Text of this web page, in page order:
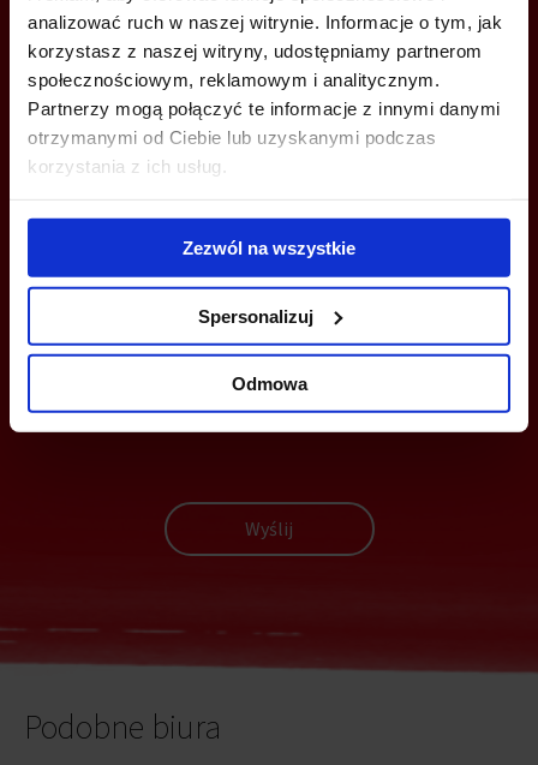
analizować ruch w naszej witrynie. Informacje o tym, jak
korzystasz z naszej witryny, udostępniamy partnerom
społecznościowym, reklamowym i analitycznym.
Partnerzy mogą połączyć te informacje z innymi danymi
otrzymanymi od Ciebie lub uzyskanymi podczas
korzystania z ich usług.
Zezwól na wszystkie
Spersonalizuj
Odmowa
ZADZWOŃ I DOWIEDZ SIĘ WIĘCEJ
+48 22 167 04 00
info@bazabiur.pl
MOŻESZ TEŻ ZOSTAWIĆ SWÓJ NUMER, A MY SKONTAKTUJEMY SIĘ
Wyślij
Podobne biura